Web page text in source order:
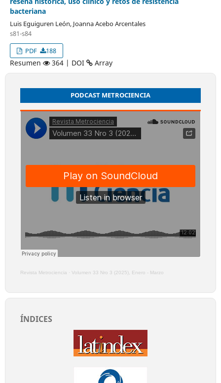
bacteriana
Luis Eguiguren León, Joanna Acebo Arcentales
s81-s84
PDF
188
Resumen 364 | DOI Array
PODCAST METROCIENCIA
Revista Metrociencia · Volumen 33 Nro 3 (2025), Enero - Marzo
ÍNDICES